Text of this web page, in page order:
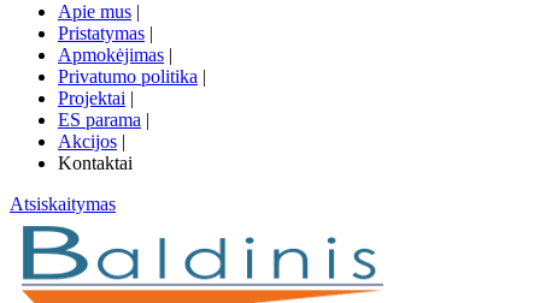
Apie mus |
Pristatymas |
Apmokėjimas |
Privatumo politika |
Projektai |
ES parama |
Akcijos |
Kontaktai
Atsiskaitymas